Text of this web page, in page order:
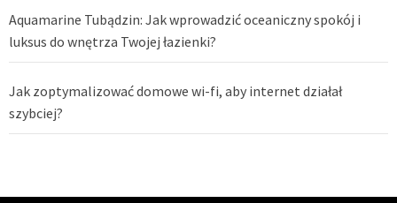
Aquamarine Tubądzin: Jak wprowadzić oceaniczny spokój i
luksus do wnętrza Twojej łazienki?
Jak zoptymalizować domowe wi-fi, aby internet działał
szybciej?